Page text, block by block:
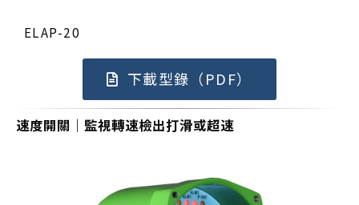
ELAP-20
下載型錄（PDF）
速度開關｜監視轉速檢出打滑或超速